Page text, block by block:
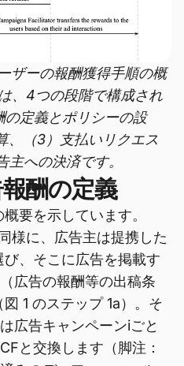
ザーの報酬獲得手順の概
、4つの段階で構成され
の定義とポリシーの設
、（3）支払いリクエス
主への決済です。
酬の定義
要を示しています。
様に、広告主は提携した
、そこに広告を掲載す
広告の報酬等の出稿条
1 のステップ 1a）。そ
広告キャンペーンiごと
と交換します（脚注：